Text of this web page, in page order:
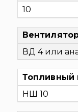
10
ВД 4 или
Топливный
НШ 10